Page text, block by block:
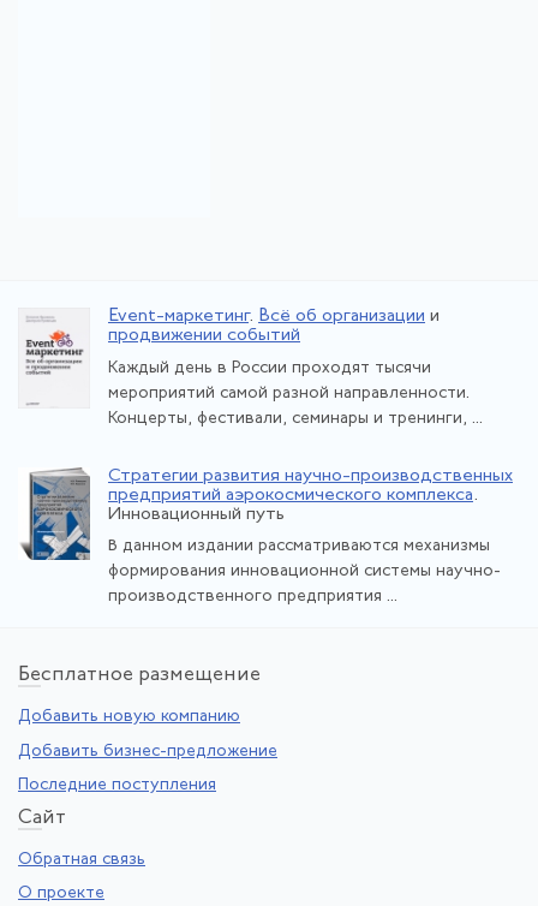
Event-маркетинг. Всё об организации и
продвижении событий
Каждый день в России проходят тысячи
мероприятий самой разной направленности.
Концерты, фестивали, семинары и тренинги, ...
Стратегии развития научно-производственных
предприятий аэрокосмического комплекса.
Инновационный путь
В данном издании рассматриваются механизмы
формирования инновационной системы научно-
производственного предприятия ...
Бесплатное размещение
Добавить новую компанию
Добавить бизнес-предложение
Последние поступления
Сайт
Обратная связь
О проекте